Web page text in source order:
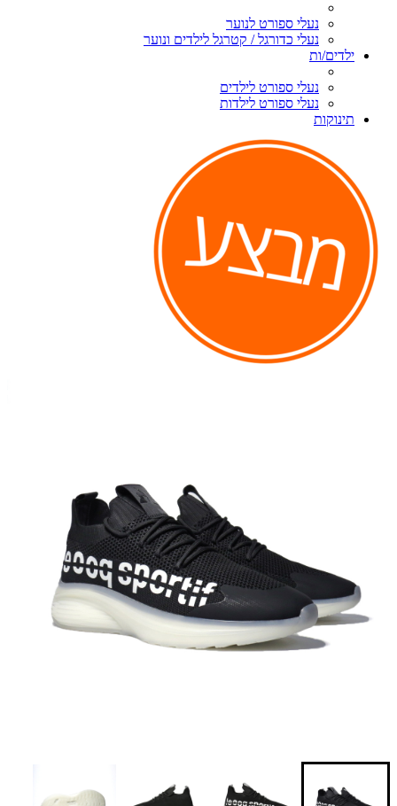
נעלי ספורט לנוער
נעלי כדורגל / קטרגל לילדים ונוער
ילדים/ות
נעלי ספורט לילדים
נעלי ספורט לילדות
תינוקות